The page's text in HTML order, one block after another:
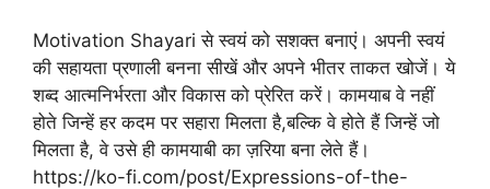
Motivation Shayari से स्वयं को सशक्त बनाएं। अपनी स्वयं
की सहायता प्रणाली बनना सीखें और अपने भीतर ताकत खोजें। ये
शब्द आत्मनिर्भरता और विकास को प्रेरित करें। कामयाब वे नहीं
होते जिन्हें हर कदम पर सहारा मिलता है,बल्कि वे होते हैं जिन्हें जो
मिलता है, वे उसे ही कामयाबी का ज़रिया बना लेते हैं।
https://ko-fi.com/post/Expressions-of-the-